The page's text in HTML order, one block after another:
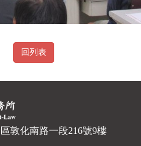
回列表
敦化南路一段216號9樓